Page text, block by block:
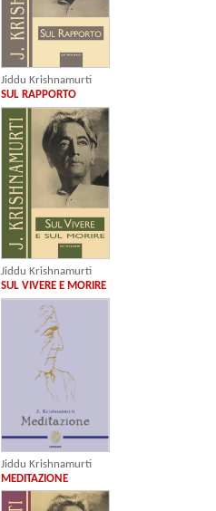
Jiddu Krishnamurti
SUL RAPPORTO
Jiddu Krishnamurti
SUL VIVERE E MORIRE
Jiddu Krishnamurti
MEDITAZIONE